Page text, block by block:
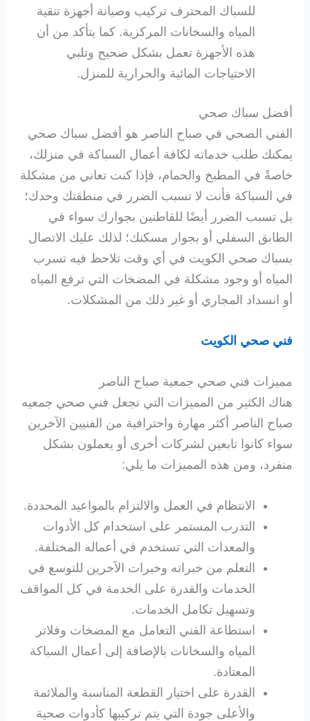
للسباك المحترف تركيب وصيانة أجهزة تنقية
المياه والسخانات المركزية. كما يتأكد من أن
هذه الأجهزة تعمل بشكل صحيح وتلبي
الاحتياجات المائية والحرارية للمنزل.
أفضل سباك صحي
الفني الصحي في صباح الناصر هو أفضل سباك صحي
يمكنك طلب خدماته لكافة أعمال السباكة في منزلك،
خاصةً في المطبخ والحمام، فإذا كنت تعاني من مشكلة
في السباكة فأنت لا تسبب الضرر في منطقتك وحدك؛
بل تسبب الضرر أيضًا للقاطنين بجوارك سواء في
الطابق السفلي أو بجوار مسكنك؛ لذلك عليك الاتصال
بسباك صحي الكويت في أي وقت تلاحظ فيه تسرب
المياه أو وجود مشكلة في المضخات التي ترفع المياه
أو انسداد المجاري أو غير ذلك من المشكلات.
فني صحي الكويت
مميزات فني صحي جمعية صباح الناصر
هناك الكثير من المميزات التي تجعل فني صحي جمعيه
صباح الناصر أكثر مهارة واحترافية من الفنيين الآخرين
سواء كانوا تابعين لشركات أخرى أو يعملون بشكل
منفرد، ومن هذه المميزات ما يلي:
الانتظام في العمل والالتزام بالمواعيد المحددة.
التدرب المستمر على استخدام كل الأدوات
والمعدات التي تستخدم في أعماله المختلفة.
التعلم من خبراته وخبرات الآخرين للتوسع في
الخدمات والقدرة على الخدمة في كل المواقف
وتسهيل تكامل الخدمات.
استطاعة الفني التعامل مع المضخات وفلاتر
المياه والسخانات بالإضافة إلى أعمال السباكة
المعتادة.
القدرة على اختيار القطعة المناسبة والملائمة
والأعلى جودة التي يتم تركيبها كأدوات صحية